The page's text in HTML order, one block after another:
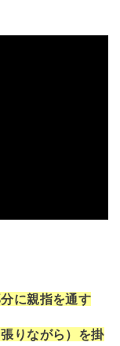
に親指を通す
りながら）を掛